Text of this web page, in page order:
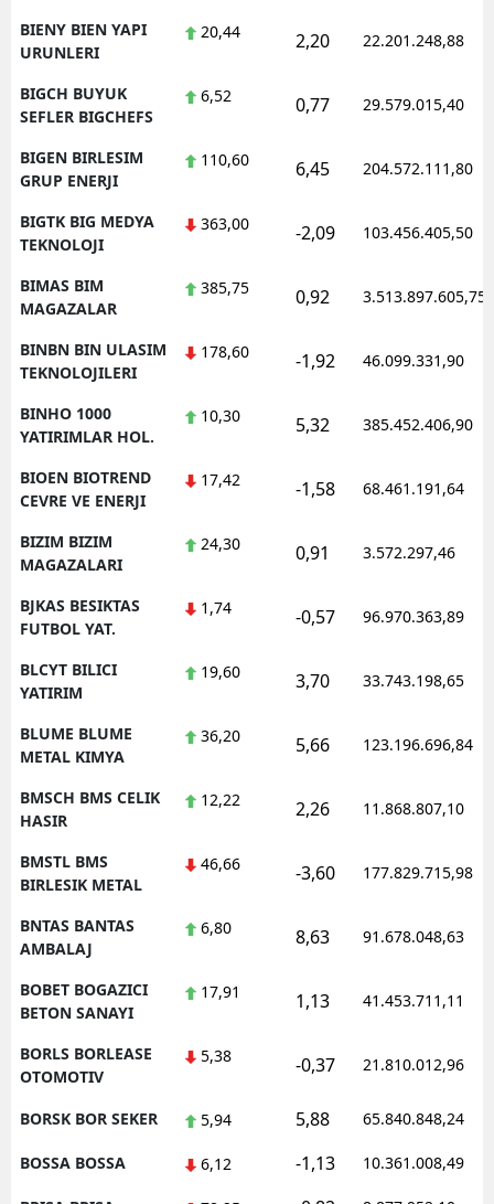
BIENY BIEN YAPI
URUNLERI
20,44 2,20 22.201.248,88
BIGCH BUYUK
SEFLER BIGCHEFS
6,52 0,77 29.579.015,40
BIGEN BIRLESIM
GRUP ENERJI
110,60 6,45 204.572.111,80
BIGTK BIG MEDYA
TEKNOLOJI
363,00 -2,09 103.456.405,50
BIMAS BIM
MAGAZALAR
385,75 0,92 3.513.897.605,75
BINBN BIN ULASIM
TEKNOLOJILERI
178,60 -1,92 46.099.331,90
BINHO 1000
YATIRIMLAR HOL.
10,30 5,32 385.452.406,90
BIOEN BIOTREND
CEVRE VE ENERJI
17,42 -1,58 68.461.191,64
BIZIM BIZIM
MAGAZALARI
24,30 0,91 3.572.297,46
BJKAS BESIKTAS
FUTBOL YAT.
1,74 -0,57 96.970.363,89
BLCYT BILICI
YATIRIM
19,60 3,70 33.743.198,65
BLUME BLUME
METAL KIMYA
36,20 5,66 123.196.696,84
BMSCH BMS CELIK
HASIR
12,22 2,26 11.868.807,10
BMSTL BMS
BIRLESIK METAL
46,66 -3,60 177.829.715,98
BNTAS BANTAS
AMBALAJ
6,80 8,63 91.678.048,63
BOBET BOGAZICI
BETON SANAYI
17,91 1,13 41.453.711,11
BORLS BORLEASE
OTOMOTIV
5,38 -0,37 21.810.012,96
BORSK BOR SEKER 5,94 5,88 65.840.848,24
BOSSA BOSSA 6,12 -1,13 10.361.008,49